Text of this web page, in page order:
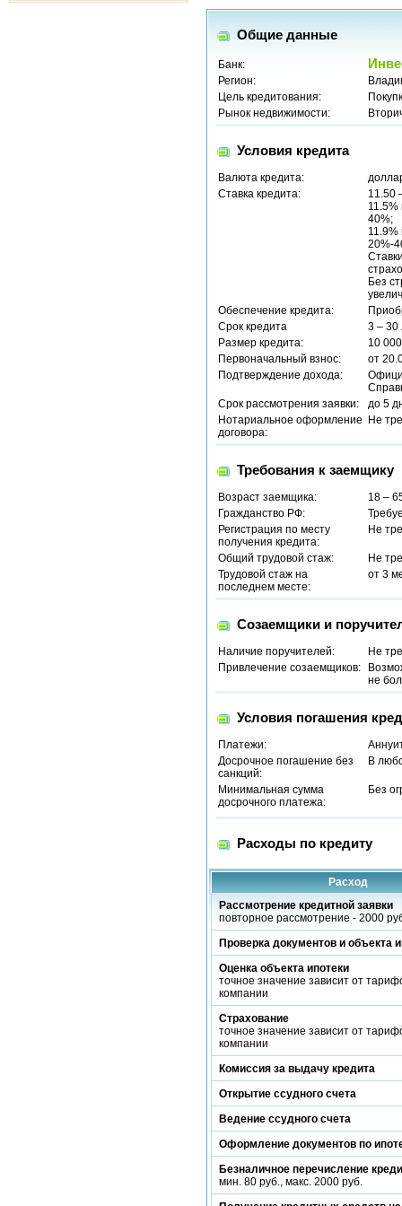
Общие данные
Банк:
Регион:
Цель кредитования:
Рынок недвижимости:
Условия кредита
Валюта кредита:
Ставка кредита:
11.50
11.5%
40%;
11.9%
20%-
Без
Обеспечение кредита:
Срок кредита
3 – 30
Размер кредита:
10
Первоначальный взнос:
от
Подтверждение дохода:
Срок рассмотрения заявки:
до 5
Нотариальное оформление
договора:
Не
Требования к заемщику
Возраст заемщика:
18 –
Гражданство РФ:
Регистрация по месту
получения кредита:
Не
Общий трудовой стаж:
Не
Трудовой стаж на
последнем месте:
от 3
Созаемщики и
Наличие поручителей:
Не
Привлечение созаемщиков:
не
Условия погашения
Платежи:
Досрочное погашение без
санкций:
В
Минимальная сумма
досрочного платежа:
Без
Расходы по кредиту
Расход
Рассмотрение кредитной заявки
повторное рассмотрение - 2000
Проверка документов и объекта
Оценка объекта ипотеки
точное значение зависит от
компании
Страхование
точное значение зависит от
компании
Комиссия за выдачу кредита
Открытие ссудного счета
Ведение ссудного счета
Оформление документов по
Безналичное перечисление
мин. 80 руб., макс. 2000 руб.